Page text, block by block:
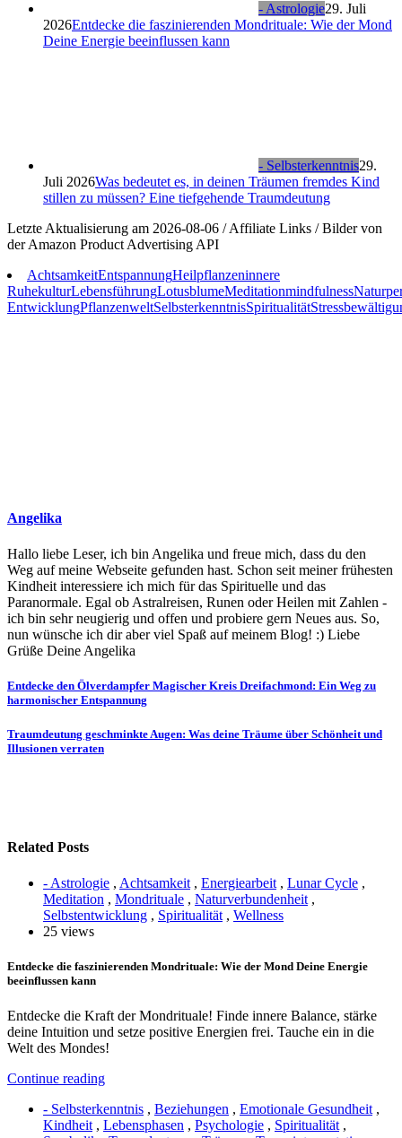
- Astrologie29. Juli
2026Entdecke die faszinierenden Mondrituale: Wie der Mond
Deine Energie beeinflussen kann
- Selbsterkenntnis29.
Juli 2026Was bedeutet es, in deinen Träumen fremdes Kind
stillen zu müssen? Eine tiefgehende Traumdeutung
Letzte Aktualisierung am 2026-08-06 / Affiliate Links / Bilder von
der Amazon Product Advertising API
AchtsamkeitEntspannungHeilpflanzeninnere
RuhekulturLebensführungLotusblumeMeditationmindfulnessNatur
EntwicklungPflanzenweltSelbsterkenntnisSpiritualität
Angelika
Hallo liebe Leser, ich bin Angelika und freue mich, dass du den
Weg auf meine Webseite gefunden hast. Schon seit meiner frühesten
Kindheit interessiere ich mich für das Spirituelle und das
Paranormale. Egal ob Astralreisen, Runen oder Heilen mit Zahlen -
ich bin sehr neugierig und offen und probiere gern Neues aus. So,
nun wünsche ich dir aber viel Spaß auf meinem Blog! :) Liebe
Grüße Deine Angelika
Beitragsnavigation
Entdecke den Ölverdampfer Magischer Kreis Dreifachmond: Ein Weg zu
harmonischer Entspannung
Traumdeutung geschminkte Augen: Was deine Träume über Schönheit und
Illusionen verraten
Related Posts
- Astrologie , Achtsamkeit , Energiearbeit , Lunar Cycle ,
Meditation , Mondrituale , Naturverbundenheit ,
Selbstentwicklung , Spiritualität , Wellness
25 views
Entdecke die faszinierenden Mondrituale: Wie der Mond Deine Energie
beeinflussen kann
Entdecke die Kraft der Mondrituale! Finde innere Balance, stärke
deine Intuition und setze positive Energien frei. Tauche ein in die
Welt des Mondes!
Continue reading
- Selbsterkenntnis , Beziehungen , Emotionale Gesundheit ,
Kindheit , Lebensphasen , Psychologie , Spiritualität ,